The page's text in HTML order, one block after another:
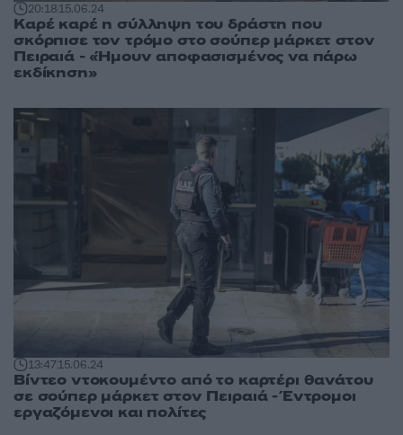
20:1815.06.24
Καρέ καρέ η σύλληψη του δράστη που
σκόρπισε τον τρόμο στο σούπερ μάρκετ στον
Πειραιά - «Ήμουν αποφασισμένος να πάρω
εκδίκηση»
13:4715.06.24
Βίντεο ντοκουμέντο από το καρτέρι θανάτου
σε σούπερ μάρκετ στον Πειραιά - Έντρομοι
εργαζόμενοι και πολίτες